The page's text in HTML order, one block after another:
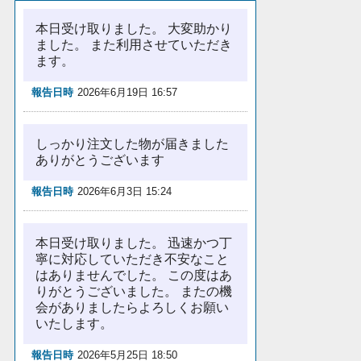
本日受け取りました。 大変助かり
ました。 また利用させていただき
ます。
報告日時 2026年6月19日 16:57
しっかり注文した物が届きました
ありがとうございます
報告日時 2026年6月3日 15:24
本日受け取りました。 迅速かつ丁
寧に対応していただき不安なこと
はありませんでした。 この度はあ
りがとうございました。 またの機
会がありましたらよろしくお願い
いたします。
報告日時 2026年5月25日 18:50